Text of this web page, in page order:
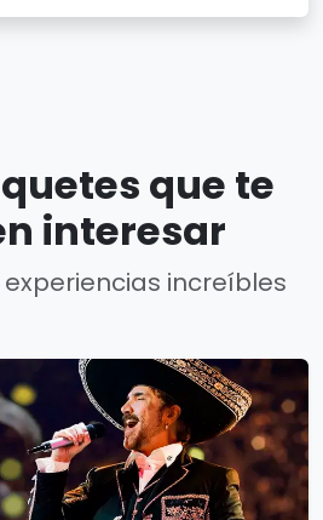
que te
interesar
increíbles